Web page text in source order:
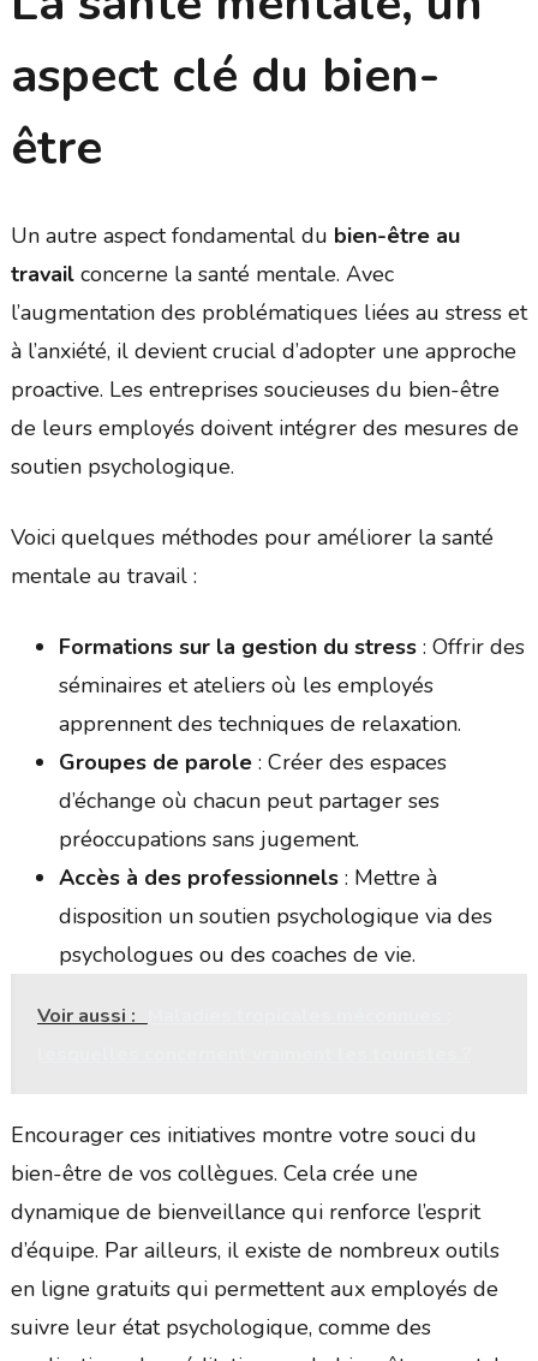
aspect clé du bien-
être
Un autre aspect fondamental du bien-être au
travailconcerne la santé mentale. Avec
l’augmentation des problématiques liées au stress et
à l’anxiété, il devient crucial d’adopter une approche
proactive. Les entreprises soucieuses du bien-être
de leurs employés doivent intégrer des mesures de
soutien psychologique.
Voici quelques méthodes pour améliorer la santé
mentale au travail :
Formations sur la gestion du stress: Offrir des
séminaires et ateliers où les employés
apprennent des techniques de relaxation.
Groupes de parole: Créer des espaces
d’échange où chacun peut partager ses
préoccupations sans jugement.
Accès à des professionnels: Mettre à
disposition un soutien psychologique via des
psychologues ou des coaches de vie.
Voir aussi :
Encourager ces initiatives montre votre souci du
bien-être de vos collègues. Cela crée une
dynamique de bienveillance qui renforce l’esprit
d’équipe. Par ailleurs, il existe de nombreux outils
en ligne gratuits qui permettent aux employés de
suivre leur état psychologique, comme des